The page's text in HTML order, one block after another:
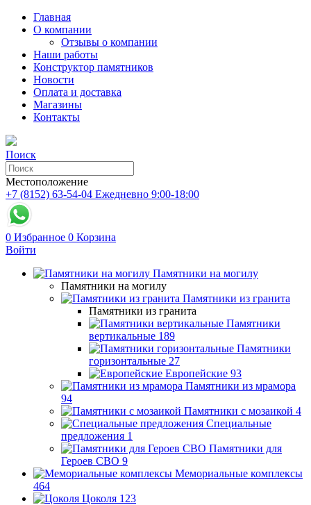
Главная
О компании
Отзывы о компании
Наши работы
Конструктор памятников
Новости
Оплата и доставка
Магазины
Контакты
Поиск
Местоположение
+7 (8152) 63-54-04 Ежедневно 9:00-18:00
0 Избранное 0 Корзина
Войти
Памятники на могилу
Памятники на могилу
Памятники из гранита
Памятники из гранита
Памятники
вертикальные 189
Памятники
горизонтальные 27
Европейские 93
Памятники из мрамора
94
Памятники с мозаикой 4
Специальные
предложения 1
Памятники для
Героев СВО 9
Мемориальные комплексы
464
Цоколя 123